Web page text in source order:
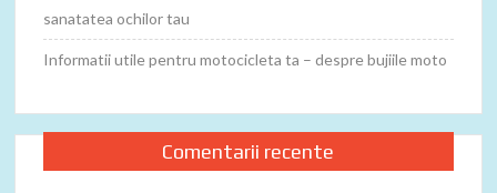
sanatatea ochilor tau
Informatii utile pentru motocicleta ta – despre bujiile moto
Comentarii recente